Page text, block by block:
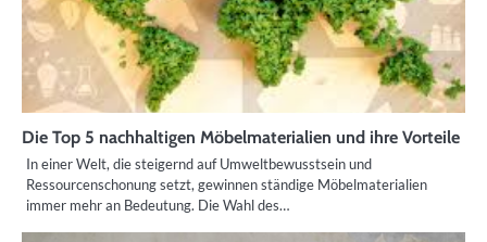
Die Top 5 nachhaltigen Möbelmaterialien und ihre Vorteile
In einer Welt, die steigernd auf Umweltbewusstsein und
Ressourcenschonung setzt, gewinnen ständige Möbelmaterialien
immer mehr an Bedeutung. Die Wahl des…